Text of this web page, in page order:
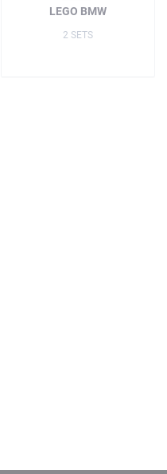
LEGO BMW
2 SETS